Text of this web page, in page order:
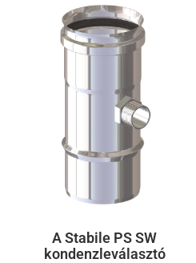
A Stabile PS SW
kondenzleválasztó